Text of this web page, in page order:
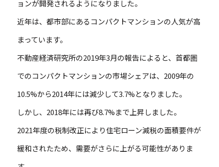
ョンが開発されるようになりました。
近年は、都市部にあるコンパクトマンションの人気が高
まっています。
不動産経済研究所の2019年3月の報告によると、首都圏
でのコンパクトマンションの市場シェアは、2009年の
10.5%から2014年には減少して3.7%となりました。
しかし、2018年には再び8.7%まで上昇しました。
2021年度の税制改正により住宅ローン減税の面積要件が
緩和されたため、需要がさらに上がる可能性がありま